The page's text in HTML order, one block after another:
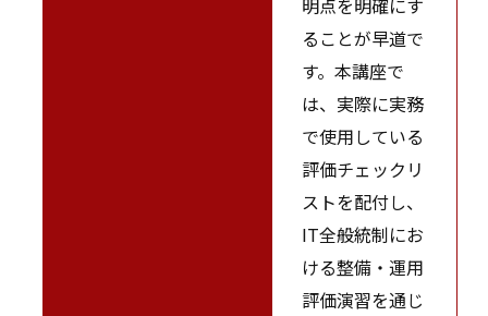
ることが早道で
す。本講座で
は、実際に実務
で使用している
評価チェックリ
ストを配付し、
IT全般統制にお
ける整備・運用
評価演習を通じ